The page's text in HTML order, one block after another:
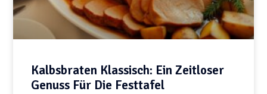
Kalbsbraten Klassisch: Ein Zeitloser
Genuss Für Die Festtafel